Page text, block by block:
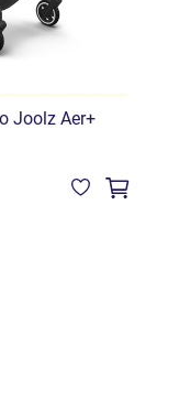
Joolz Aer+